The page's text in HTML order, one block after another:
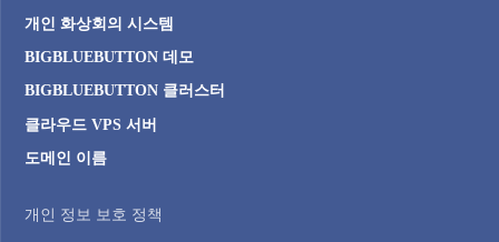
개인 화상회의 시스템
BIGBLUEBUTTON 데모
BIGBLUEBUTTON 클러스터
클라우드 VPS 서버
도메인 이름
개인 정보 보호 정책